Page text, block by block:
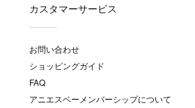
カスタマーサービス
お問い合わせ
ショッピングガイド
FAQ
アニエスベーメンバーシップについて